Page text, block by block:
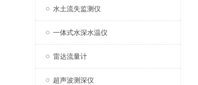
水土流失监测仪
一体式水深水温仪
雷达流量计
超声波测深仪